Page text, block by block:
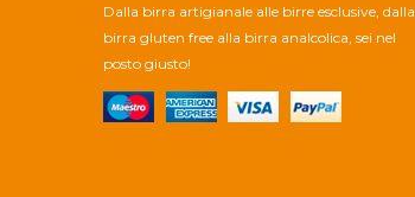
Dalla birra artigianale alle birre esclusive, dalla
birra gluten free alla birra analcolica, sei nel
posto giusto!